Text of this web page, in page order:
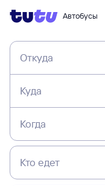
Автобусы
Откуда
Куда
Когда
Кто едет